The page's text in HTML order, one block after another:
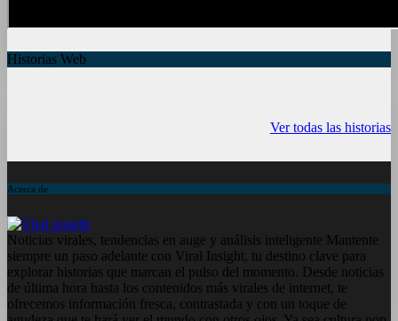
Historias Web
Ver todas las historias
ósea a partir de
los 50 años
vibrante y ¡más!
del iPhone
Acerca de
Noticias virales, tendencias en auge y análisis inteligente Mantente
siempre un paso adelante con Viral Insight, tu destino clave para
explorar historias que marcan el pulso del momento. Desde noticias
de última hora hasta los contenidos más virales de internet, te
ofrecemos información fresca, contrastada y con un toque de